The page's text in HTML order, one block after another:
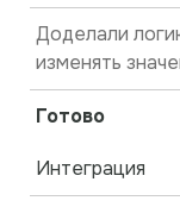
Доделали
изменять
Готово
Интеграция